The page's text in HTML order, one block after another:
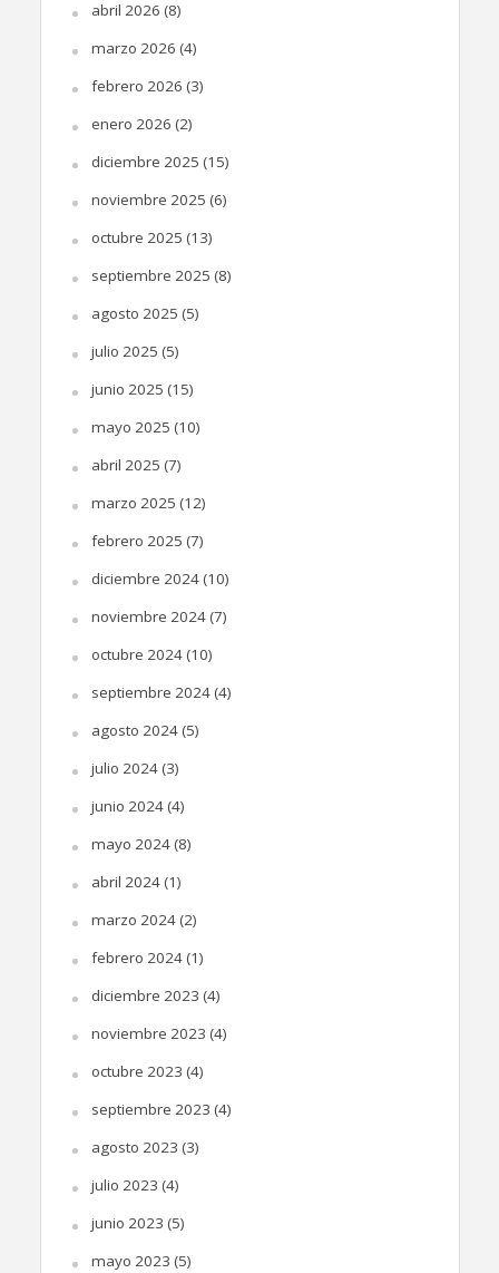
abril 2026 (8)
marzo 2026 (4)
febrero 2026 (3)
enero 2026 (2)
diciembre 2025 (15)
noviembre 2025 (6)
octubre 2025 (13)
septiembre 2025 (8)
agosto 2025 (5)
julio 2025 (5)
junio 2025 (15)
mayo 2025 (10)
abril 2025 (7)
marzo 2025 (12)
febrero 2025 (7)
diciembre 2024(10)
noviembre 2024(7)
octubre 2024(10)
septiembre 2024(4)
agosto 2024(5)
julio 2024(3)
junio 2024(4)
mayo 2024(8)
abril 2024(1)
marzo 2024(2)
febrero 2024(1)
diciembre 2023 (4)
noviembre 2023 (4)
octubre 2023 (4)
septiembre 2023 (4)
agosto 2023 (3)
julio 2023 (4)
junio 2023 (5)
mayo 2023 (5)